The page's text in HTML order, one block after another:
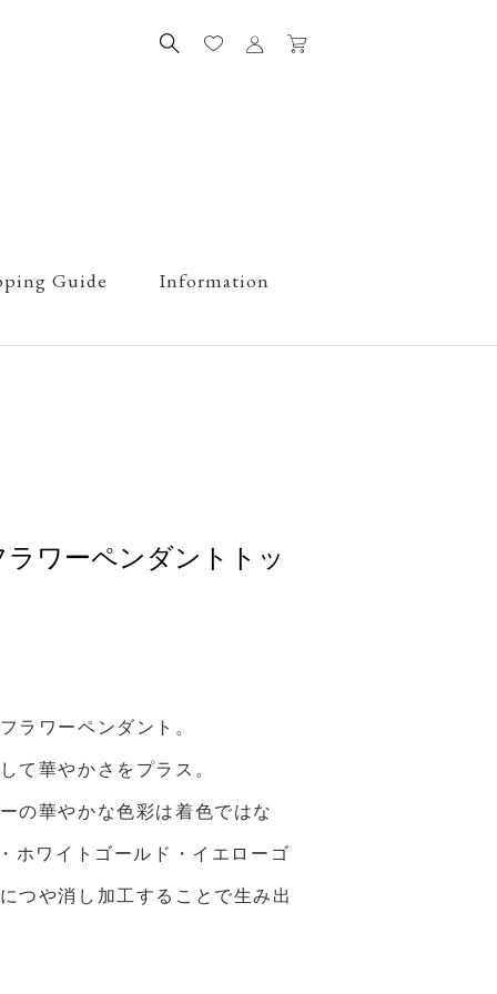
Guide Information
ラワーペンダントトッ
ラワーペンダント。
て華やかさをプラス。
の華やかな色彩は着色ではな
ホワイトゴールド・イエローゴ
つや消し加工することで生み出